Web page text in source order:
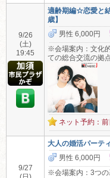
9/26
(土)
19:45
適齢期編☆恋愛と
歳】
男性 6,000円
※会場案内：文化
ての総合交流の拠
ネット予約：
9/27
大人の婚活パーテ
男性 6,000円
※会場案内：3つの